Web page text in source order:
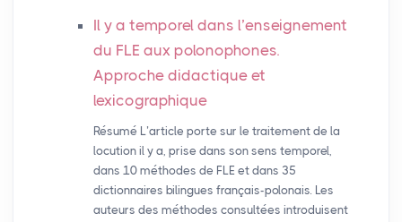
Il y a temporel dans l’enseignement
du FLE aux polonophones.
Approche didactique et
lexicographique
Résumé L’article porte sur le traitement de la
locution il y a, prise dans son sens temporel,
dans 10 méthodes de FLE et dans 35
dictionnaires bilingues français-polonais. Les
auteurs des méthodes consultées introduisent